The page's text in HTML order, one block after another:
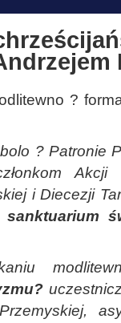
?
? Patronie
Akcji
i Diecezji